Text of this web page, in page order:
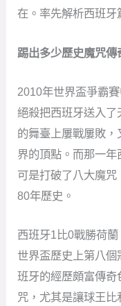
在。率先解析西班牙
踢出多少歷史魔咒傳
2010年世界盃爭霸
絕殺把西班牙送入
的舞臺上屢戰屢敗
界的頂點。而那一年
可是打破了八大魔
80年歷史。
西班牙1比0戰勝荷
世界盃歷史上第八
班牙的經歷頗富傳
咒，尤其是讓球王比